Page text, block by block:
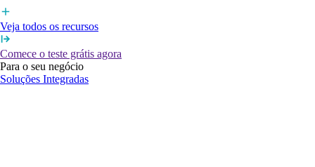
Veja todos os recursos
Comece o teste grátis agora
Para o seu negócio
Soluções Integradas